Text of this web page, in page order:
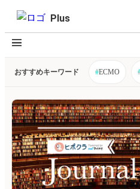
Plus
おすすめキーワード #ECMO